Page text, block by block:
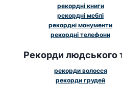
рекордні книги
рекордні меблі
рекордні монументи
рекордні телефони
Рекорди людського
рекорди волосся
рекорди грудей